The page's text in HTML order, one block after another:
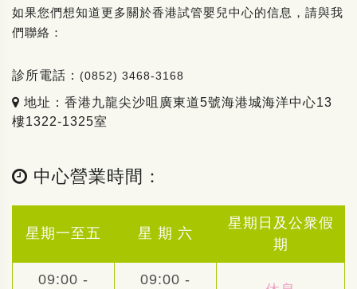
如果您們想知道更多關於香港試管嬰兒中心的信息，請與我
們聯絡：
診所電話： (0852) 3468-3168
地址：香港九龍尖沙咀廣東道5號海港城海洋中心13
樓1322-1325室
中心營業時間：
星期一至五 星 期 六
星期日及公衆假
期
09:00 - 09:00 -